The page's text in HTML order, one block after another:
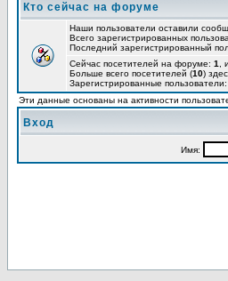
Кто сейчас на форуме
Наши пользователи оставили
Всего зарегистрированных
Последний зарегистрированный
Сейчас посетителей на форуме: 1
,
Больше всего посетителей (10)
Зарегистрированные
Эти данные основаны на активности
Вход
Имя: